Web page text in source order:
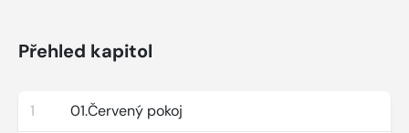
Přehled kapitol
1 01.Červený pokoj